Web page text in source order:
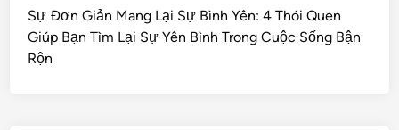
Sự Đơn Giản Mang Lại Sự Bình Yên: 4 Thói Quen
Giúp Bạn Tìm Lại Sự Yên Bình Trong Cuộc Sống Bận
Rộn